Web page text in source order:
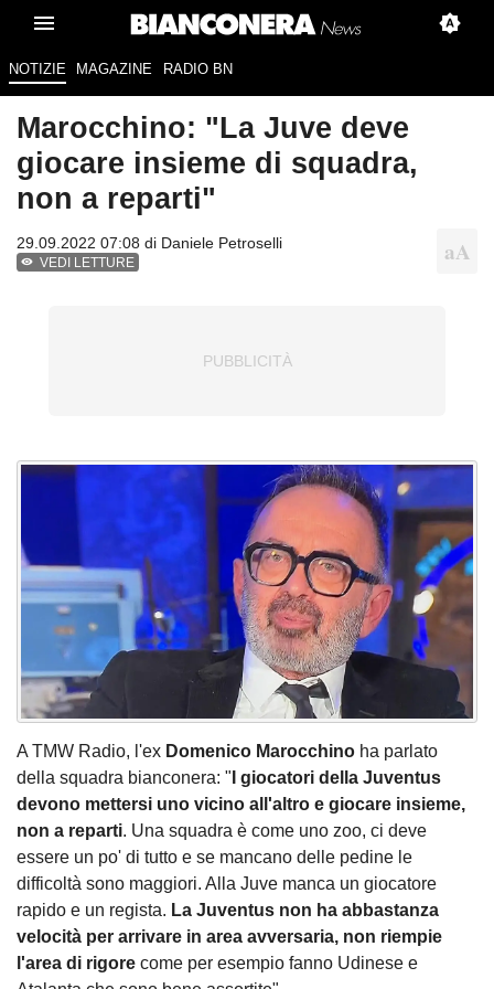
NOTIZIE MAGAZINE RADIO BN
Marocchino: "La Juve deve
giocare insieme di squadra,
non a reparti"
29.09.2022 07:08 di Daniele Petroselli
VEDI LETTURE
A TMW Radio, l'ex Domenico Marocchino ha parlato
della squadra bianconera: " I giocatori della Juventus
devono mettersi uno vicino all'altro e giocare insieme,
non a reparti. Una squadra è come uno zoo, ci deve
essere un po' di tutto e se mancano delle pedine le
difficoltà sono maggiori. Alla Juve manca un giocatore
rapido e un regista. La Juventus non ha abbastanza
velocità per arrivare in area avversaria, non riempie
l'area di rigore come per esempio fanno Udinese e